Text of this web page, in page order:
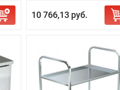
10 766,13 руб.